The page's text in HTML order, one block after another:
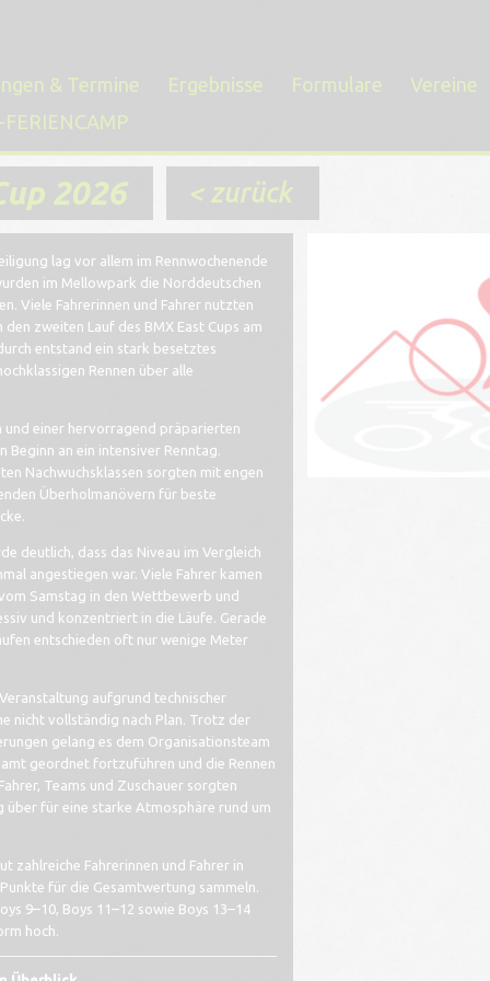
& Termine Ergebnisse Formulare
Vereine
FERIENCAMP
2026 < zurück
lag vor allem im Rennwochenende
im Mellowpark die Norddeutschen
Viele Fahrerinnen und Fahrer nutzten
zweiten Lauf des BMX East Cups am
entstand ein stark besetztes
Rennen über alle
und einer hervorragend präparierten
Beginn an ein intensiver Renntag.
Nachwuchsklassen sorgten mit engen
Überholmanövern für beste
deutlich, dass das Niveau im Vergleich
angestiegen war. Viele Fahrer kamen
Samstag in den Wettbewerb und
und konzentriert in die Läufe. Gerade
entschieden oft nur wenige Meter
aufgrund technischer
nicht vollständig nach Plan. Trotz der
gelang es dem Organisationsteam
geordnet fortzuführen und die Rennen
Teams und Zuschauer sorgten
über für eine starke Atmosphäre rund um
zahlreiche Fahrerinnen und Fahrer in
für die Gesamtwertung sammeln.
9–10, Boys 11–12 sowie Boys 13–14
hoch.